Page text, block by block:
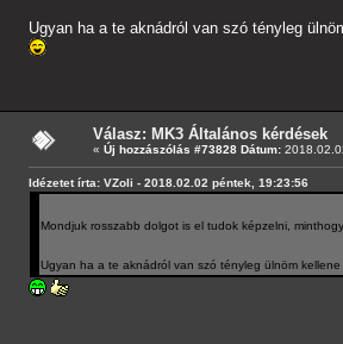
Ugyan ha a te aknádról van szó tényleg
Válasz: MK3 Általános kérdések
« Új hozzászólás #73828 Dátum:
Idézetet írta: VZoli - 2018.02.02 péntek, 19:23:56
Mondjuk rosszabb dolgot is el tudok képzelni,
Ugyan ha a te aknádról van szó tényleg ülnöm